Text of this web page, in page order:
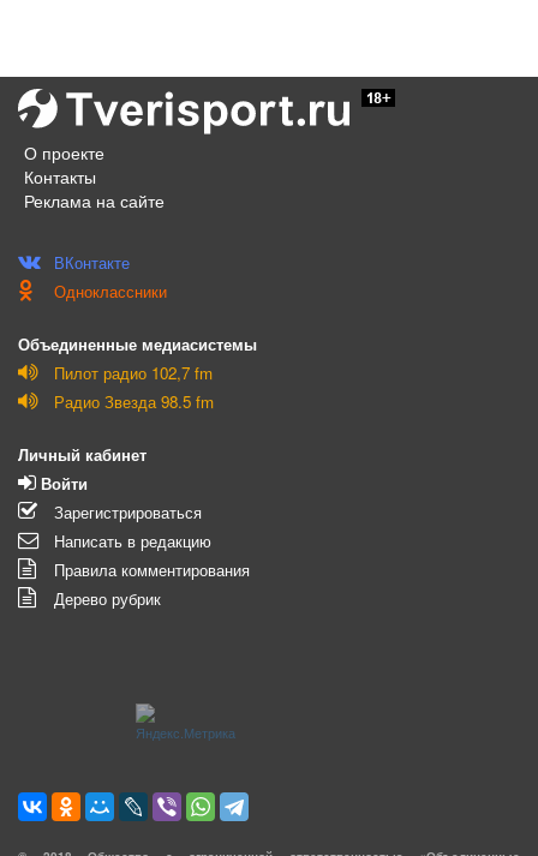
О проекте
Контакты
Реклама на сайте
ВКонтакте
Одноклассники
Объединенные медиасистемы
Пилот радио 102,7 fm
Радио Звезда 98.5 fm
Личный кабинет
Войти
Зарегистрироваться
Написать в редакцию
Правила комментирования
Дерево рубрик